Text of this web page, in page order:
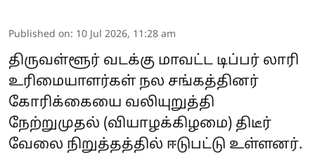
Published on: 10 Jul 2026, 11:28 am
திருவள்ளூர் வடக்கு மாவட்ட டிப்பர் லாரி
உரிமையாளர்கள் நல சங்கத்தினர்
கோரிக்கையை வலியுறுத்தி
நேற்றுமுதல் (வியாழக்கிழமை) திடீர்
வேலை நிறுத்தத்தில் ஈடுபட்டு உள்ளனர்.